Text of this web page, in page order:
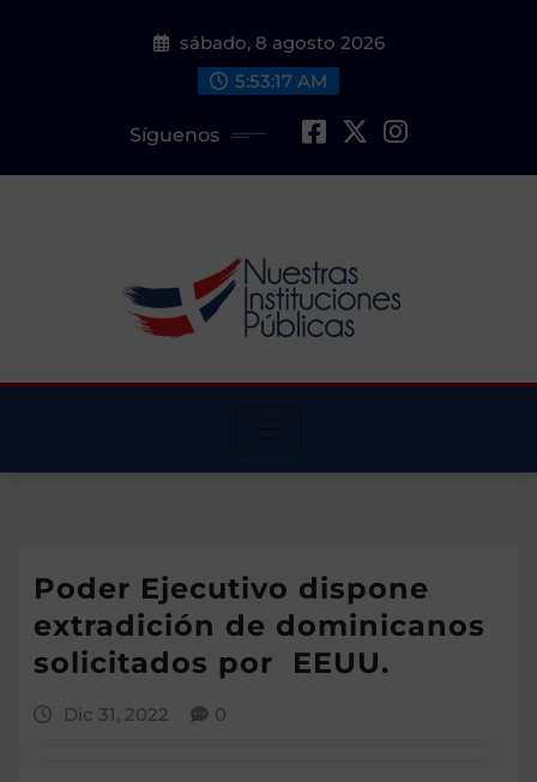
sábado, 8 agosto 2026
5:53:18 AM
Síguenos
Poder Ejecutivo dispone
extradición de dominicanos
solicitados por EEUU.
Dic 31, 2022 0